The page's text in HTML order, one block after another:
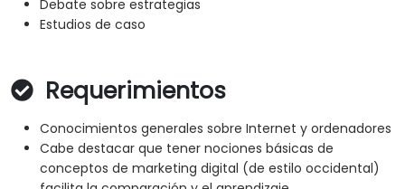
Debate sobre estrategias
Estudios de caso
Requerimientos
Conocimientos generales sobre Internet y ordenadores
Cabe destacar que tener nociones básicas de
conceptos de marketing digital (de estilo occidental)